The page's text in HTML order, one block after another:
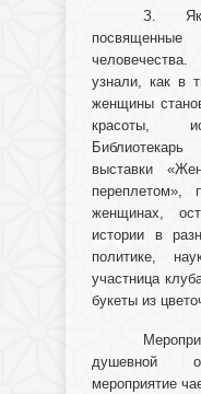
З.
узнали, как в
женщины
красоты,
выставки
переплетом»,
женщинах,
истории в
политике,
участница
букеты из
душевной
мероприятие